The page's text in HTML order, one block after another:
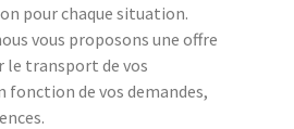
pour chaque situation.
vous proposons une offre
le transport de vos
fonction de vos demandes,